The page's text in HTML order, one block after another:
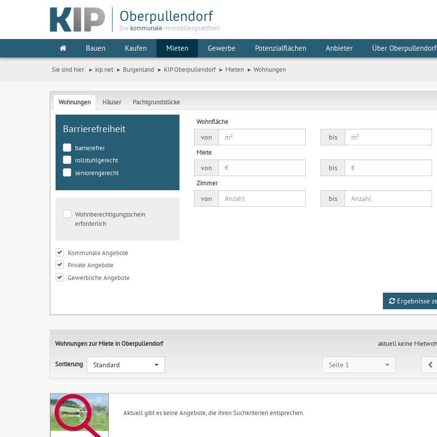
Oberpullendorf
Die kommunale Immobilienplattform
Bauen Kaufen Mieten Gewerbe Potenzialflächen Anbieter Über Oberpullendorf
Sie sind hier: kip.net Burgenland KIP Oberpullendorf Mieten Wohnungen
Wohnungen Häuser Pachtgrundstücke
Barrierefreiheit
barrierefrei
rollstuhlgerecht
seniorengerecht
Wohnberechtigungsschein
erforderlich
Kommunale Angebote
Private Angebote
Gewerbliche Angebote
Wohnfläche
von
bis
Miete
von
bis
Zimmer
von
bis
Ergebnisse
Wohnungen zur Miete in Oberpullendorf
Sortierung Standard
aktuell keine
Seite 1
Aktuell gibt es keine Angebote, die ihren Suchkriterien entsprechen.